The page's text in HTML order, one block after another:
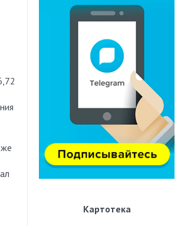
Картотека